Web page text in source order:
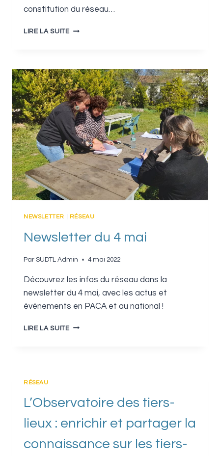
constitution du réseau…
LIRE LA SUITERENCONTRE
NEWSLETTER RÉSEAU
Newsletter du 4 mai
Par SUDTL Admin 4 mai 2022
Découvrez les infos du réseau dans la
newsletter du 4 mai, avec les actus et
évènements en PACA et au national !
LIRE LA SUITENEWSLETTER
RÉSEAU
L’Observatoire des tiers-
lieux : enrichir et partager la
connaissance sur les tiers-